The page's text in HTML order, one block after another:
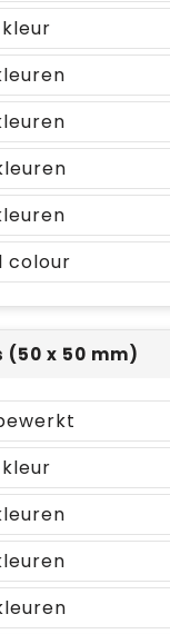
colour
x 50 mm)